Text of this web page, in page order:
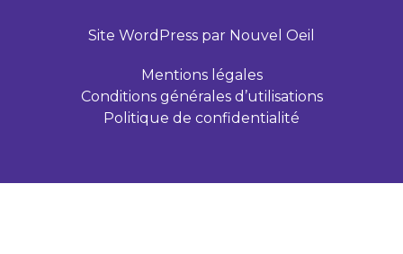
Site WordPress par Nouvel Oeil
Mentions légales
Conditions générales d’utilisations
Politique de confidentialité